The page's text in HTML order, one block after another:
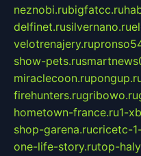
neznobi.rubigfatcc.ru
delfinet.rusilvernano.ru
velotrenajery.ru
show-pets.ru
miraclecoon.ru
firehunters.rugribowo.ru
hometown-france.ru1-
shop-garena.rucricetc-
one-life-story.rutop-